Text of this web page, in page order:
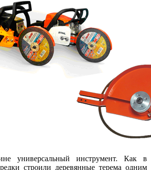
универсальный инструмент. Как в
строили деревянные терема одним